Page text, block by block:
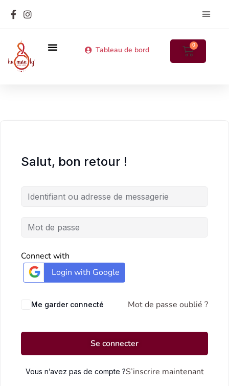
Tableau de bord 0
Salut, bon retour !
Connect with
Login with Google
Me garder connecté Mot de passe oublié ?
Se connecter
Vous n’avez pas de compte ?S’inscrire maintenant